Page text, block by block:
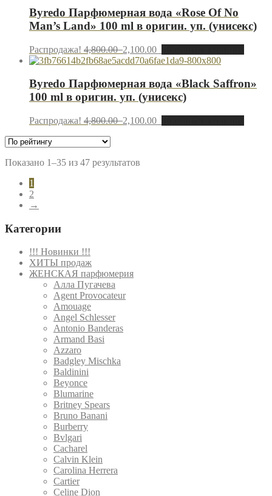
Byredo Парфюмерная вода «Rose Of No
Man’s Land» 100 ml в оригин. уп. (унисекс)
Распродажа! 4,800.002,100.00
Byredo Парфюмерная вода «Black Saffron»
100 ml в оригин. уп. (унисекс)
Распродажа! 4,800.002,100.00
Показано 1–35 из 47 результатов
1
2
→
Категории
!!! Новинки !!!
ХИТЫ продаж
ЖЕНСКАЯ парфюмерия
Алла Пугачева
Agent Provocateur
Amouage
Angel Schlesser
Antonio Banderas
Armand Basi
Azzaro
Badgley Mischka
Baldinini
Beyonce
Blumarine
Britney Spears
Bruno Banani
Burberry
Bvlgari
Cacharel
Calvin Klein
Carolina Herrera
Cartier
Celine Dion